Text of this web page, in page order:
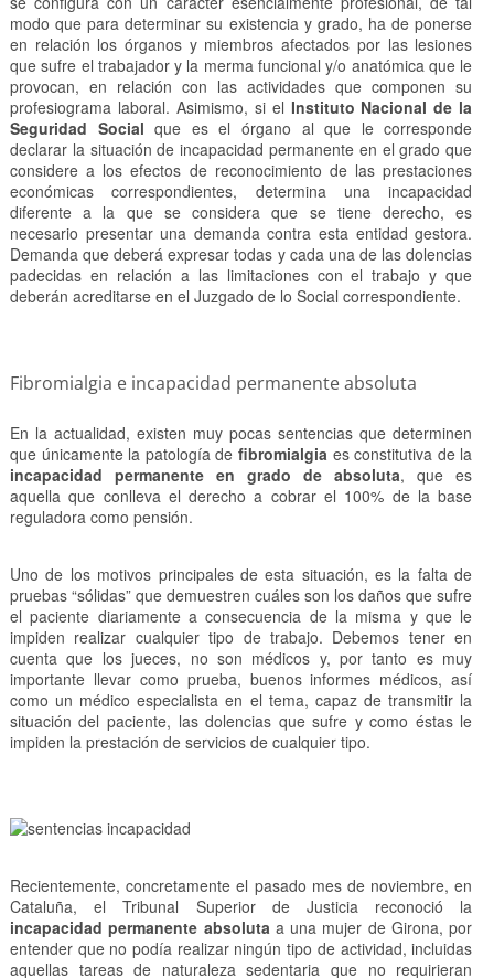
modo que para determinar su existencia y grado, ha de ponerse
en relación los órganos y miembros afectados por las lesiones
que sufre el trabajador y la merma funcional y/o anatómica que le
provocan, en relación con las actividades que componen su
profesiograma laboral. Asimismo, si el Instituto Nacional de la
Seguridad Social que es el órgano al que le corresponde
declarar la situación de incapacidad permanente en el grado que
considere a los efectos de reconocimiento de las prestaciones
económicas correspondientes, determina una incapacidad
diferente a la que se considera que se tiene derecho, es
necesario presentar una demanda contra esta entidad gestora.
Demanda que deberá expresar todas y cada una de las dolencias
padecidas en relación a las limitaciones con el trabajo y que
deberán acreditarse en el Juzgado de lo Social correspondiente.
Fibromialgia e incapacidad permanente absoluta
En la actualidad, existen muy pocas sentencias que determinen
que únicamente la patología de fibromialgiaes constitutiva de la
incapacidad permanente en grado de absoluta, que es
aquella que conlleva el derecho a cobrar el 100% de la base
reguladora como pensión.
Uno de los motivos principales de esta situación, es la falta de
pruebas “sólidas” que demuestren cuáles son los daños que sufre
el paciente diariamente a consecuencia de la misma y que le
impiden realizar cualquier tipo de trabajo. Debemos tener en
cuenta que los jueces, no son médicos y, por tanto es muy
importante llevar como prueba, buenos informes médicos, así
como un médico especialista en el tema, capaz de transmitir la
situación del paciente, las dolencias que sufre y como éstas le
impiden la prestación de servicios de cualquier tipo.
Recientemente, concretamente el pasado mes de noviembre, en
Cataluña, el Tribunal Superior de Justicia reconoció la
incapacidad permanente absolutaa una mujer de Girona, por
entender que no podía realizar ningún tipo de actividad, incluidas
aquellas tareas de naturaleza sedentaria que no requirieran